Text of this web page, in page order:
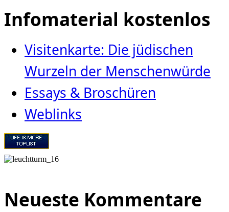
Infomaterial kostenlos
Visitenkarte: Die jüdischen
Wurzeln der Menschenwürde
Essays & Broschüren
Weblinks
Neueste Kommentare